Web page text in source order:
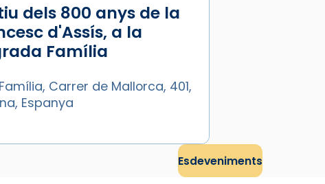
alçar
dels 800 anys de la
d'Assís, a la
Família
Carrer de Mallorca, 401,
Espanya
Esdeveniments